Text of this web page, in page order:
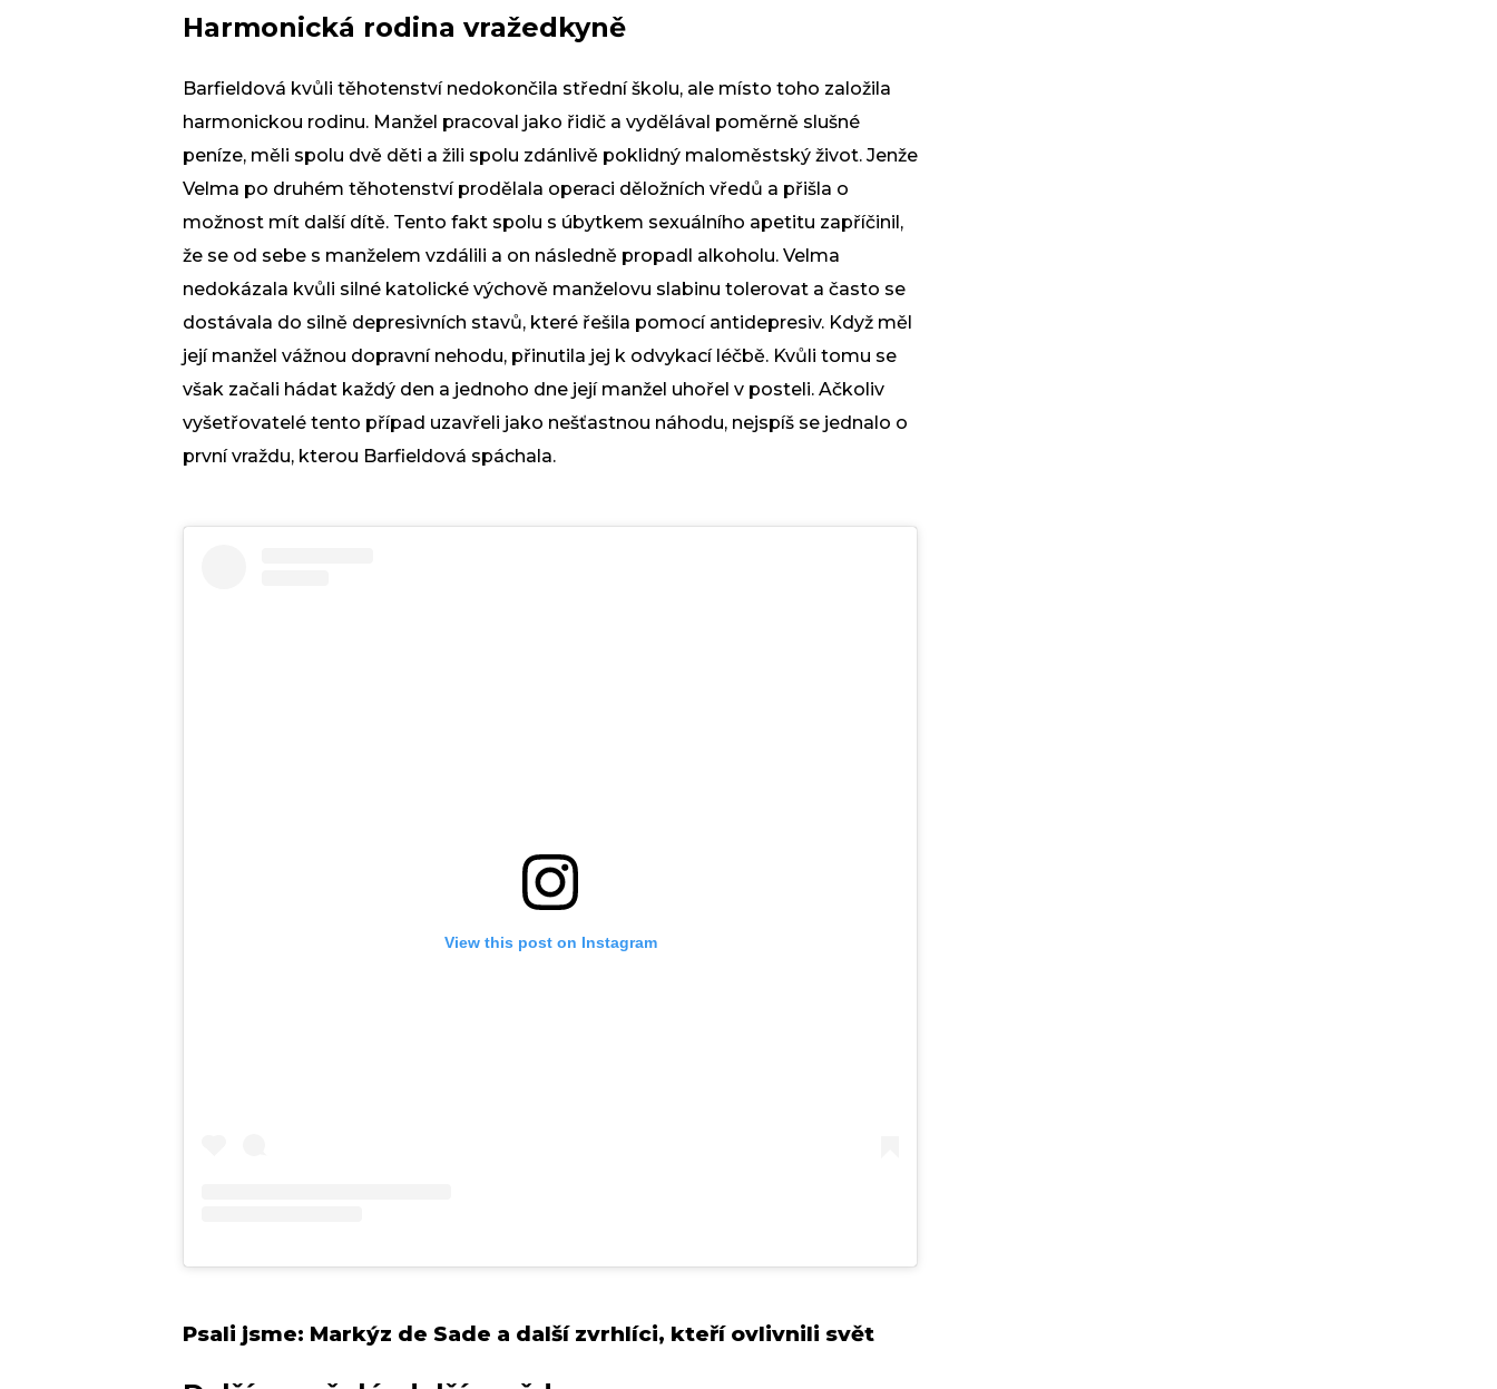
Harmonická rodina vražedkyně
Barfieldová kvůli těhotenství nedokončila střední školu, ale místo toho založila
harmonickou rodinu. Manžel pracoval jako řidič a vydělával poměrně slušné
peníze, měli spolu dvě děti a žili spolu zdánlivě poklidný maloměstský život. Jenže
Velma po druhém těhotenství prodělala operaci děložních vředů a přišla o
možnost mít další dítě. Tento fakt spolu s úbytkem sexuálního apetitu zapříčinil,
že se od sebe s manželem vzdálili a on následně propadl alkoholu. Velma
nedokázala kvůli silné katolické výchově manželovu slabinu tolerovat a často se
dostávala do silně depresivních stavů, které řešila pomocí antidepresiv. Když měl
její manžel vážnou dopravní nehodu, přinutila jej k odvykací léčbě. Kvůli tomu se
však začali hádat každý den a jednoho dne její manžel uhořel v posteli. Ačkoliv
vyšetřovatelé tento případ uzavřeli jako nešťastnou náhodu, nejspíš se jednalo o
první vraždu, kterou Barfieldová spáchala.
View this post on Instagram
Psali jsme: Markýz de Sade a další zvrhlíci, kteří ovlivnili svět